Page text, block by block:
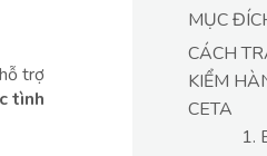
trợ
tình
MỤC
CÁCH
KIỂM
CETA
1.